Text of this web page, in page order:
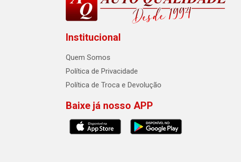
Institucional
Quem Somos
Política de Privacidade
Política de Troca e Devolução
Baixe já nosso APP